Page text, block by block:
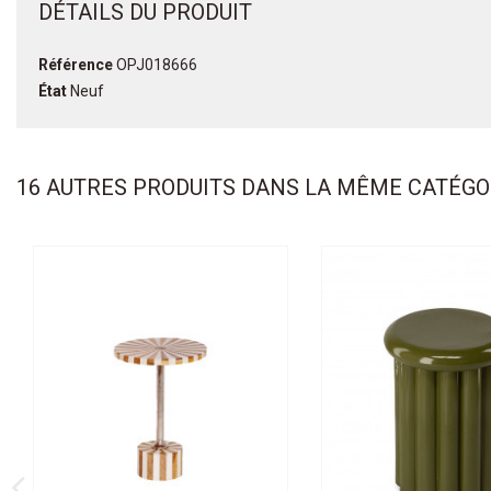
DÉTAILS DU PRODUIT
RéférenceOPJ018666
État Neuf
16 AUTRES PRODUITS DANS LA MÊME